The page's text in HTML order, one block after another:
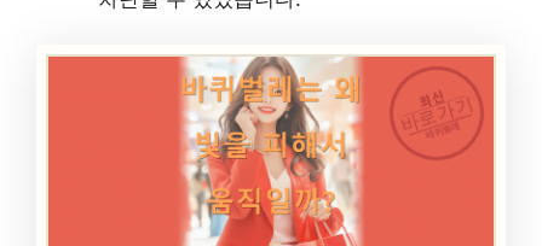
최신
바로가기
바퀴벌레